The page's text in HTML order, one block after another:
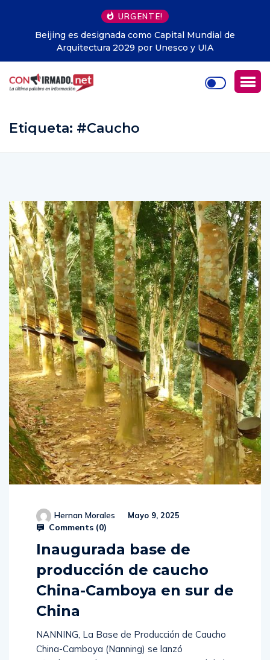
URGENTE!
Libros gratis en Guayaquil: la iniciativa que ya ha
entregado cerca de 1.500 ejemplares y llega a todo
Ecuador
Etiqueta: #Caucho
Hernan Morales Mayo 9, 2025
Comments (0)
Inaugurada base de
producción de caucho
China-Camboya en sur de
China
NANNING, La Base de Producción de Caucho
China-Camboya (Nanning) se lanzó